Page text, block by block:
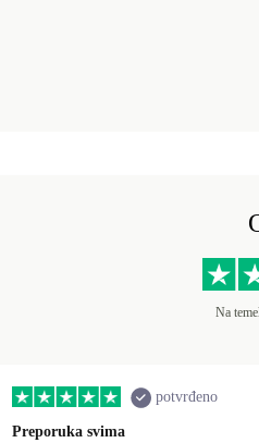
Na
potvrđeno
Preporuka svima